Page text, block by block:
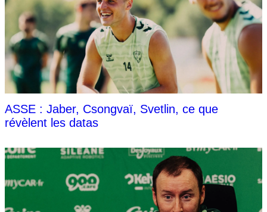
ASSE : Jaber, Csongvaï, Svetlin, ce que
révèlent les datas